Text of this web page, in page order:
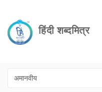
हिंदी शब्दमित्र